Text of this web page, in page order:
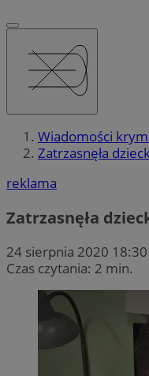
Wiadomości
Zatrzasnęła
reklama
Zatrzasnęła
24 sierpnia 2020 18:30
Czas czytania: 2 min.